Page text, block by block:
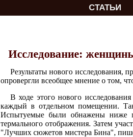
СТАТЬИ
Исследование:
Результаты нового исследования,
опровергли всеобщее мнение о том,
В ходе этого нового
каждый в отдельном помещении.
Испытуемые были обнажены ниже
термального отображения. Затем
"Лучших сюжетов мистера Бина",